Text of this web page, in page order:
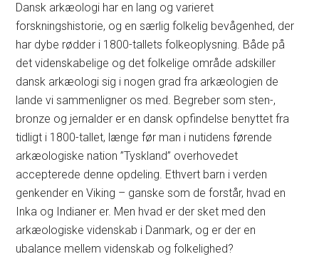
Dansk arkæologi har en lang og varieret
forskningshistorie, og en særlig folkelig bevågenhed, der
har dybe rødder i 1800-tallets folkeoplysning. Både på
det videnskabelige og det folkelige område adskiller
dansk arkæologi sig i nogen grad fra arkæologien de
lande vi sammenligner os med. Begreber som sten-,
bronze og jernalder er en dansk opfindelse benyttet fra
tidligt i 1800-tallet, længe før man i nutidens førende
arkæologiske nation ”Tyskland” overhovedet
accepterede denne opdeling. Ethvert barn i verden
genkender en Viking – ganske som de forstår, hvad en
Inka og Indianer er. Men hvad er der sket med den
arkæologiske videnskab i Danmark, og er der en
ubalance mellem videnskab og folkelighed?